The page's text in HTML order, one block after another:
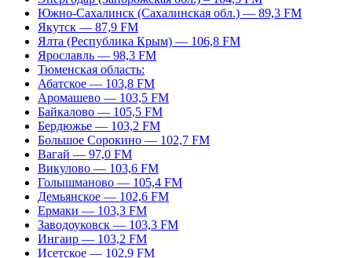
Южно-Сахалинск (Сахалинская обл.) — 89,3 FM
Якутск — 87,9 FM
Ялта (Республика Крым) — 106,8 FM
Ярославль — 98,3 FM
Тюменская область:
Абатское — 103,8 FM
Аромашево — 103,5 FM
Байкалово — 105,5 FM
Бердюжье — 103,2 FM
Большое Сорокино — 102,7 FM
Вагай — 97,0 FM
Викулово — 103,6 FM
Голышманово — 105,4 FM
Демьянское — 102,6 FM
Ермаки — 103,3 FM
Заводоуковск — 103,3 FM
Ингаир — 103,2 FM
Исетское — 102,9 FM